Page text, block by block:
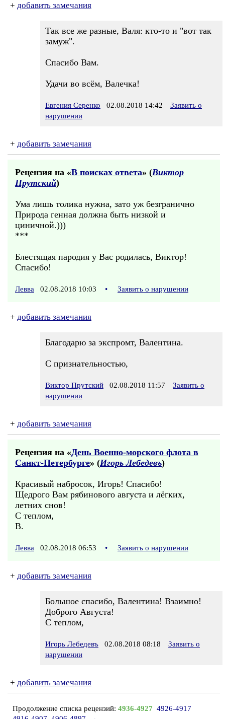
+ добавить замечания
Так все же разные, Валя: кто-то и "вот так
замуж".
Спасибо Вам.
Удачи во всём, Валечка!
Евгения Серенко 02.08.2018 14:42
Заявить о
нарушении
+ добавить замечания
Рецензия на «В поисках ответа» (Виктор
Прутский)
Ума лишь толика нужна, зато уж безгранично
Природа генная должна быть низкой и
циничной.)))
***
Блестящая пародия у Вас родилась, Виктор!
Спасибо!
Левва 02.08.2018 10:03 • Заявить о нарушении
+ добавить замечания
Благодарю за экспромт, Валентина.
С признательностью,
Виктор Прутский 02.08.2018 11:57
Заявить о
нарушении
+ добавить замечания
Рецензия на «День Военно-морского флота в
Санкт-Петербурге» (Игорь Лебедевъ)
Красивый набросок, Игорь! Спасибо!
Щедрого Вам рябинового августа и лёгких,
летних снов!
С теплом,
В.
Левва 02.08.2018 06:53 • Заявить о нарушении
+ добавить замечания
Большое спасибо, Валентина! Взаимно!
Доброго Августа!
С теплом,
Игорь Лебедевъ 02.08.2018 08:18
Заявить о
нарушении
+ добавить замечания
Продолжение списка рецензий: 4936-4927 4926-4917